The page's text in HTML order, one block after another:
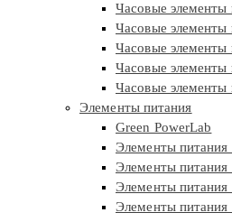
Часовые элементы
Часовые
Часовые элементы
Часовые
Часовые элементы
Элементы питания
Green PowerLab
Элементы питания
Элементы питания
Элементы питания
Элементы питания